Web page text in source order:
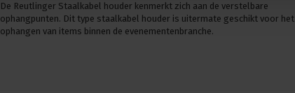
De Reutlinger Staalkabel houder kenmerkt zich aan de verstelbare
ophangpunten. Dit type staalkabel houder is uitermate geschikt voor het
ophangen van items binnen de evenementenbranche.